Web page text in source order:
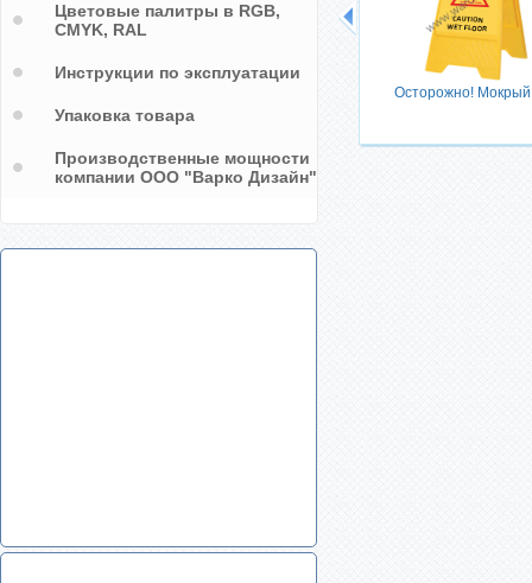
Осторожно!
Цветовые палитры в RGB,
CMYK, RAL
Инструкции по эксплуатации
Упаковка товара
Производственные мощности
компании ООО "Варко Дизайн"